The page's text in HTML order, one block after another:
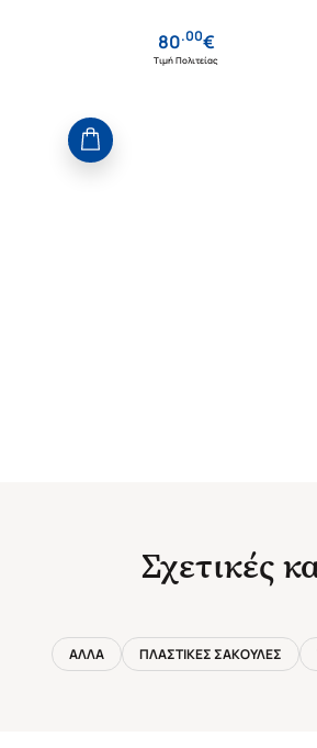
80.00€
Τιμή Πολιτείας
Σχετικές
ΑΛΛΑ ΠΛΑΣΤΙΚΕΣ ΣΑΚΟΥΛΕΣ